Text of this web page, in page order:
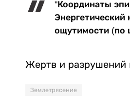
"Координаты
Энергетический
ощутимости (по
Жертв и разрушений
Землетрясение